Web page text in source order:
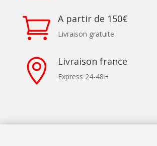
 A partir de 150€
Livraison gratuite
 Livraison france
Express 24-48H